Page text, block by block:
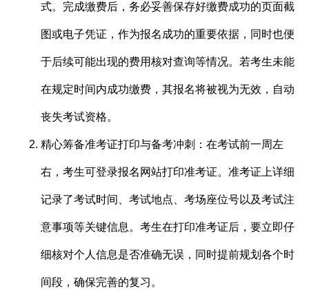
式。完成缴费后，务必妥善保存好缴费成功的页面截
图或电子凭证，作为报名成功的重要依据，同时也便
于后续可能出现的费用核对查询等情况。若考生未能
在规定时间内成功缴费，其报名将被视为无效，自动
丧失考试资格。
精心筹备准考证打印与备考冲刺：在考试前一周左
右，考生可登录报名网站打印准考证。准考证上详细
记录了考试时间、考试地点、考场座位号以及考试注
意事项等关键信息。考生在打印准考证后，要立即仔
细核对个人信息是否准确无误，同时提前规划各个时
间段，确保完善的复习。